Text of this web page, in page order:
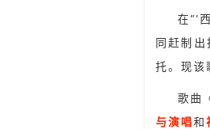
在“‘
同赶制
托。现该
歌曲
与演唱和